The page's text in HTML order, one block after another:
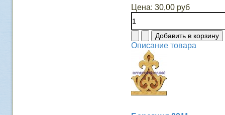
Цена: 30,00 руб
Описание товара